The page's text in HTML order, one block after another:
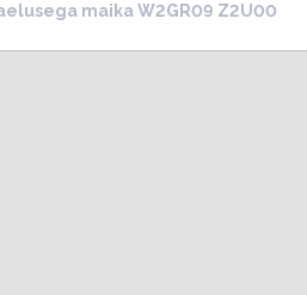
maika W2GR09 Z2U00